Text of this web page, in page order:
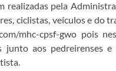
realizadas pela
ciclistas, veículos e do
mhc-cpsf-gwo pois
junto aos pedreirenses